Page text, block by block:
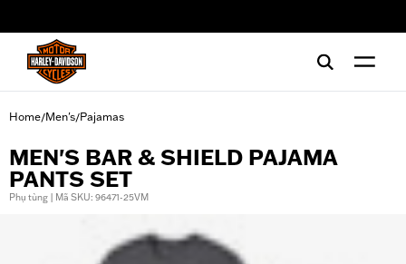
Home/Men's/Pajamas
MEN'S BAR & SHIELD PAJAMA
PANTS SET
Phụ tùng | Mã SKU: 96471-25VM